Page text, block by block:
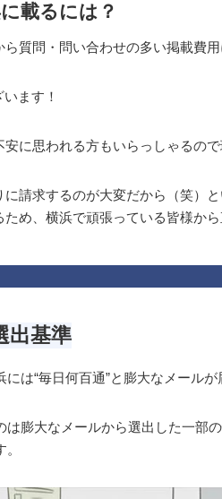
載るには？
ら質問・問い合わせの多い掲載費用
ます！
に思われる方もいらっしゃるの
に請求するのが大変だから（笑）
め、横浜で頑張っている皆様か
出基準
には“毎日何百通”と膨大なメールが
は膨大なメールから選出した一部